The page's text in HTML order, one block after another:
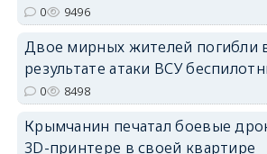
0 9496
Двое мирных жителей погибли
результате атаки ВСУ
0 8498
Крымчанин печатал боевые
3D-принтере в своей квартире